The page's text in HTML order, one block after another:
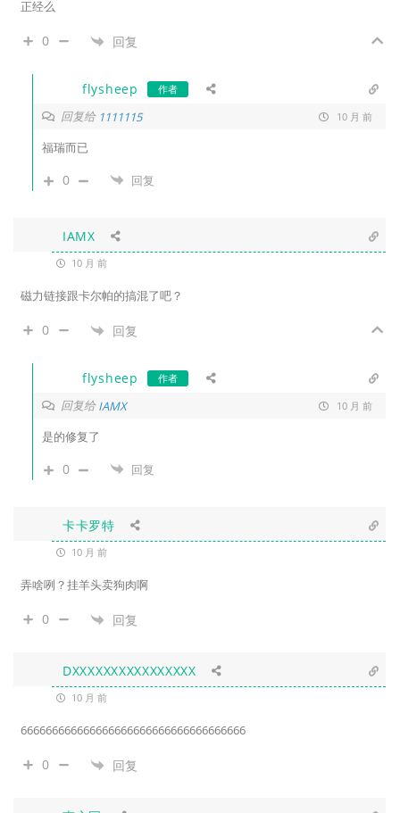
正经么
0 回复
flysheep 作者
回复给 1111115 10 月 前
福瑞而已
0 回复
IAMX
10 月 前
磁力链接跟卡尔帕的搞混了吧？
0 回复
flysheep 作者
回复给IAMX 10 月 前
是的修复了
0 回复
卡卡罗特
10 月 前
弄啥咧？挂羊头卖狗肉啊
0 回复
DXXXXXXXXXXXXXXXX
10 月 前
666666666666666666666666666666666666
0 回复